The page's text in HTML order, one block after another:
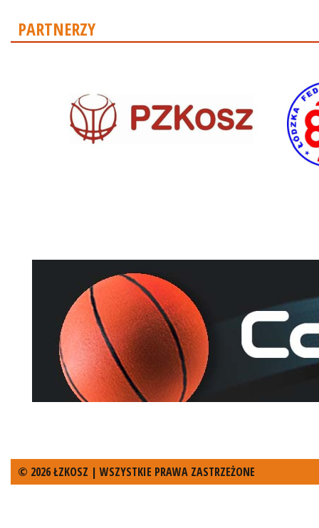
PARTNERZY
© 2026 ŁZKOSZ | WSZYSTKIE PRAWA ZASTRZEŻONE